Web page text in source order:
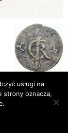
usługi na
strony oznacza,